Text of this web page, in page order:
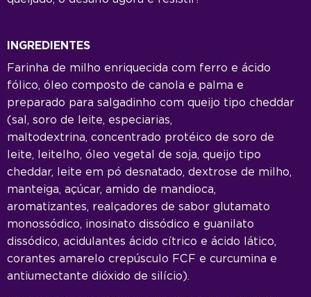
INGREDIENTES
Farinha de milho enriquecida com ferro e ácido
fólico, óleo composto de canola e palma e
preparado para salgadinho com queijo tipo cheddar
(sal, soro de leite, especiarias,
maltodextrina, concentrado protéico de soro de
leite, leitelho, óleo vegetal de soja, queijo tipo
cheddar, leite em pó desnatado, dextrose de milho,
manteiga, açúcar, amido de mandioca,
aromatizantes, realçadores de sabor glutamato
monossódico, inosinato dissódico e guanilato
dissódico, acidulantes ácido cítrico e ácido lático,
corantes amarelo crepúsculo FCF e curcumina e
antiumectante dióxido de silício).